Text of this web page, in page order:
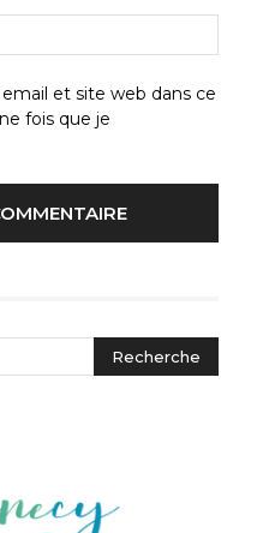
:
et site web dans ce
fois que je